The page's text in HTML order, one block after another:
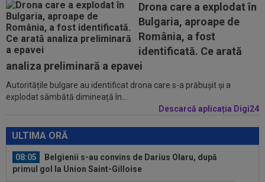
Drona care a explodat în
Bulgaria, aproape de
România, a fost
identificată. Ce arată
analiza preliminară a epavei
Autoritățile bulgare au identificat drona care s-a prăbușit și a
explodat sâmbătă dimineață în...
Descarcă aplicația Digi24
ULTIMA ORĂ
07:10
Ioan Varga a luat decizia în cazul lui Marian
Huja! Fundașul e dorit de Rapid
00:39
Reacția total neașteptată a lui Nuno Campos,
întrebat de Adrian Mazilu după...
08:25
Lovitură uriașă: abia transferat de
Trabzonspor, s-a accidentat în minutul 20...
”mască” la debut: Jose Mourinho...
08:05
Belgienii s-au convins de Darius Olaru, după
primul gol la Union Saint-Gilloise